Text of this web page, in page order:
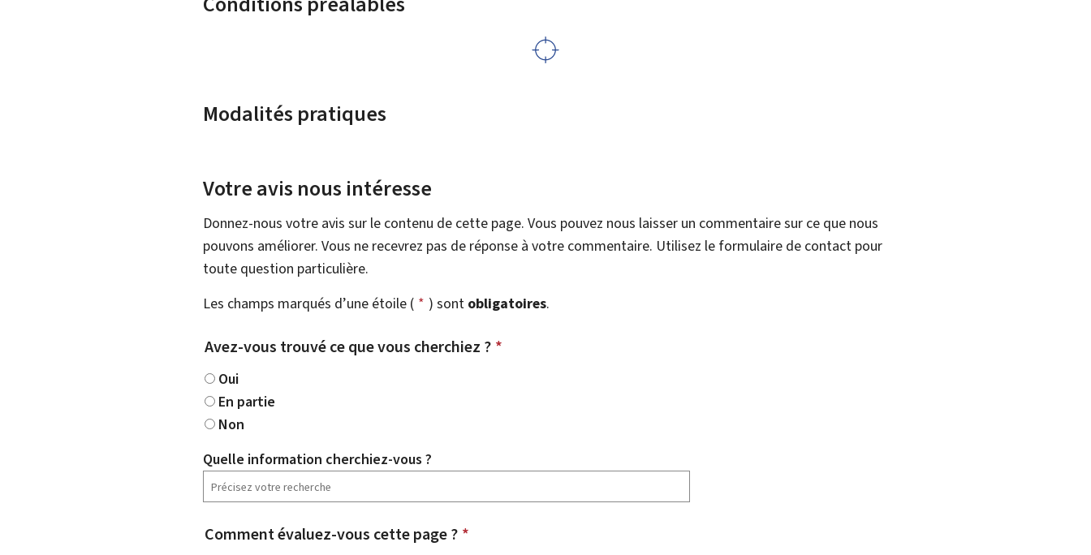
Modalités pratiques
Votre avis nous intéresse
Donnez-nous votre avis sur le contenu de cette page. Vous pouvez nous laisser un commentaire sur ce que nous
pouvons améliorer. Vous ne recevrez pas de réponse à votre commentaire. Utilisez le formulaire de contact pour
toute question particulière.
Les champs marqués d’une étoile ( * ) sont obligatoires.
Avez-vous trouvé ce que vous cherchiez ? *
Oui
En partie
Non
Quelle information cherchiez-vous ?
Comment évaluez-vous cette page ? *